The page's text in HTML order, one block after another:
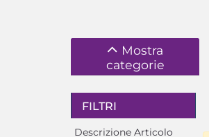
Mostra
categorie
FILTRI
Descrizione Articolo